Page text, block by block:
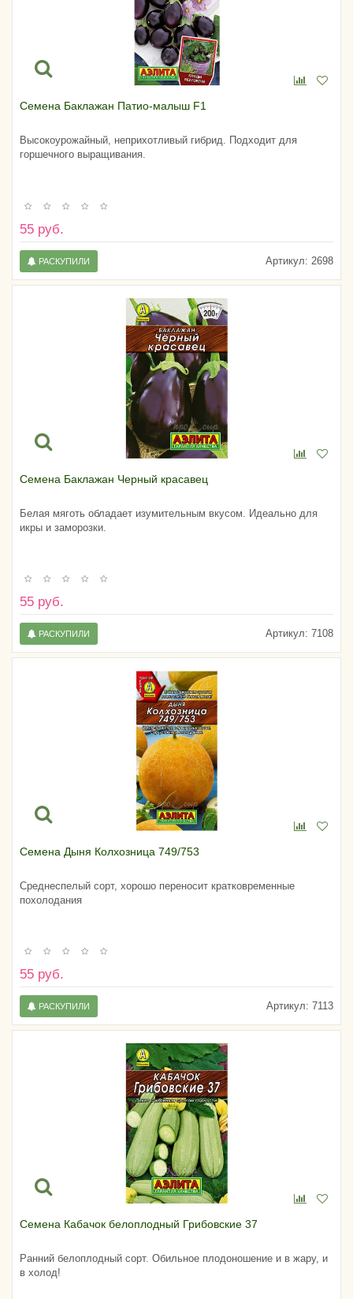
Семена Баклажан Патио-малыш F1
Высокоурожайный, неприхотливый гибрид. Подходит для
горшечного выращивания.
55 руб.
Артикул: 2698
РАСКУПИЛИ
Семена Баклажан Черный красавец
Белая мяготь обладает изумительным вкусом. Идеально для
икры и заморозки.
55 руб.
Артикул: 7108
РАСКУПИЛИ
Семена Дыня Колхозница 749/753
Среднеспелый сорт, хорошо переносит кратковременные
похолодания
55 руб.
Артикул: 7113
РАСКУПИЛИ
Семена Кабачок белоплодный Грибовские 37
Ранний белоплодный сорт. Обильное плодоношение и в жару, и
в холод!